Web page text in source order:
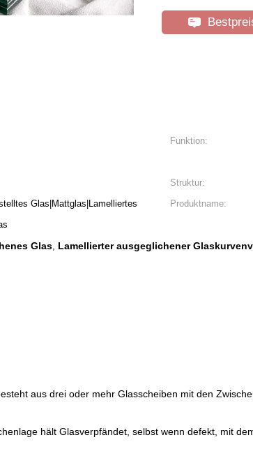
Funktion:
Struktur:
Glas|Mattglas|Lamelliertes
Produktname:
Glas, Lamellierter ausgeglichener
aus drei oder mehr Glasscheiben mit den
hält Glasverpfändet, selbst wenn defekt, mit